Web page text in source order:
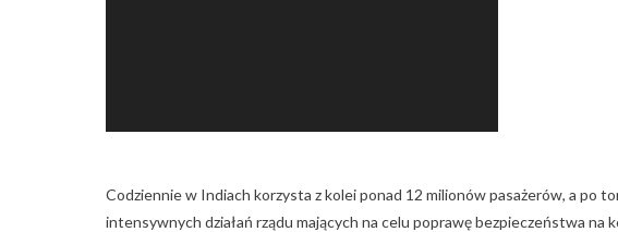
Codziennie w Indiach korzysta z kolei ponad 12 milionów pasażerów, a po
intensywnych działań rządu mających na celu poprawę bezpieczeństwa